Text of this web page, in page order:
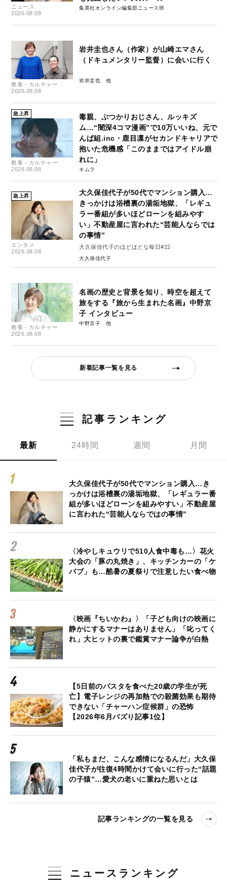
ニュース
2026.08.08
集英社オンライン編集部ニュース班
教養・カルチャー
2026.08.08
岩井圭也さん（作家）が山崎エマさん
（ドキュメンタリー監督）に会いに行く
岩井圭也
急上昇
教養・カルチャー
2026.08.08
毒親、ぶつかりおじさん、ルッキズ
ム…“闇深4コマ漫画”で10万いいね、元で
んぱ組.inc・鹿目凛がセカンドキャリアで
抱いた危機感「このままではアイドル崩
れに」
キムラ
急上昇
エンタメ
2026.08.08
大久保佳代子が50代でマンション購入…
きっかけは浴槽裏の湯垢地獄、「レギュ
ラー番組が多いほどローンを組みやす
い」不動産屋に言われた“芸能人ならでは
の事情”
大久保佳代子のほどほどな毎日#22
大久保佳代子
教養・カルチャー
2026.08.08
名画の歴史と背景を知り、時空を超えて
旅をする『旅から生まれた名画』中野京
子 インタビュー
中野京子
新着記事一覧を見る
記事ランキング
最新 24時間 週間 月間
大久保佳代子が50代でマンション購入…き
っかけは浴槽裏の湯垢地獄、「レギュラー番
組が多いほどローンを組みやすい」不動産屋
に言われた“芸能人ならではの事情”
〈冷やしキュウリで510人食中毒も…〉花火
大会の「豚の丸焼き」、キッチンカーの「ケ
バブ」も…酷暑の夏祭りで注意したい食べ物
〈映画『ちいかわ』〉「子ども向けの映画に
静かにするマナーはありません」「叱ってく
れ」大ヒットの裏で鑑賞マナー論争が白熱
【5日前のパスタを食べた20歳の学生が死
亡】電子レンジの再加熱での殺菌効果も期待
できない「チャーハン症候群」の恐怖
【2026年6月バズり記事1位】
「私もまだ、こんな感情になるんだ」大久保
佳代子が往復4時間かけて会いに行った“話題
の子猿”…愛犬の老いに重ねた思いとは
記事ランキングの一覧を見る
ニュースランキング